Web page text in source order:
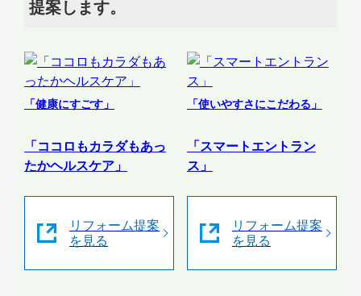
提案します。
「健康にすごす」
「ココロもカラダもあっ
たかヘルスケア」
リフォーム提案
を見る
「使いやすさにこだわる」
「スマートエントラン
ス」
リフォーム提案
を見る